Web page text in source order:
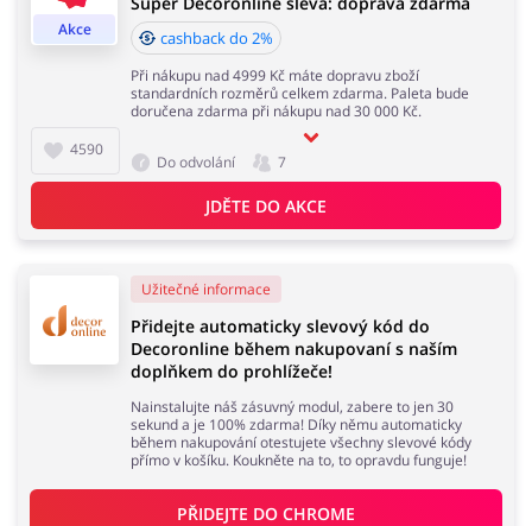
Auto
Dárky a gadgety
Domácnost a spotřebiče
Služby Zdraví a krása
Akce
4590
cashback do 2%
Při nákupu nad 4999 Kč máte dopravu zboží
standardních rozměrů celkem zdarma. Paleta bude
doručena zdarma při nákupu nad 30 000 Kč.
Do odvolání 7
JDĚTE DO AKCE
Užitečné informace
Přidejte automaticky slevový kód do
Decoronline během nakupovaní s naším
doplňkem do prohlížeče!
Nainstalujte náš zásuvný modul, zabere to jen 30
sekund a je 100% zdarma! Díky němu automaticky
během nakupování otestujete všechny slevové kódy
přímo v košíku. Koukněte na to, to opravdu funguje!
PŘIDEJTE DO CHROME